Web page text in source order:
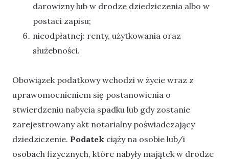
darowizny lub w drodze dziedziczenia albo w
postaci zapisu;
nieodpłatnej: renty, użytkowania oraz
służebności.
Obowiązek podatkowy wchodzi w życie wraz z
uprawomocnieniem się postanowienia o
stwierdzeniu nabycia spadku lub gdy zostanie
zarejestrowany akt notarialny poświadczający
dziedziczenie. Podatek ciąży na osobie lub/i
osobach fizycznych, które nabyły majątek w drodze